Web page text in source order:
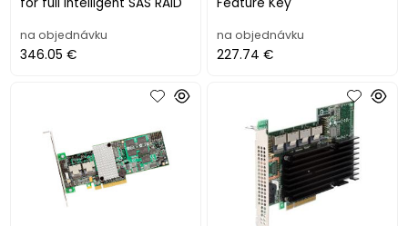
na objednávku
346.05 €
na objednávku
227.74 €